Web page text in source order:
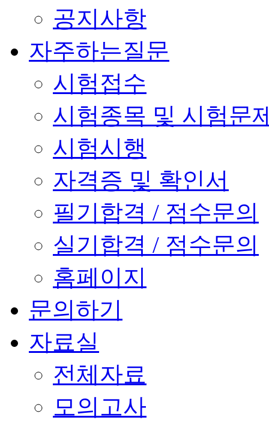
공지사항
자주하는질문
시험접수
시험종목 및 시험문
시험시행
자격증 및 확인서
필기합격 / 점수문의
실기합격 / 점수문의
홈페이지
문의하기
자료실
전체자료
모의고사